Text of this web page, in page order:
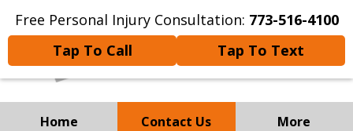
Free Personal Injury Consultation: 773-516-4100
Tap To Call
Tap To Text
Home Contact Us More